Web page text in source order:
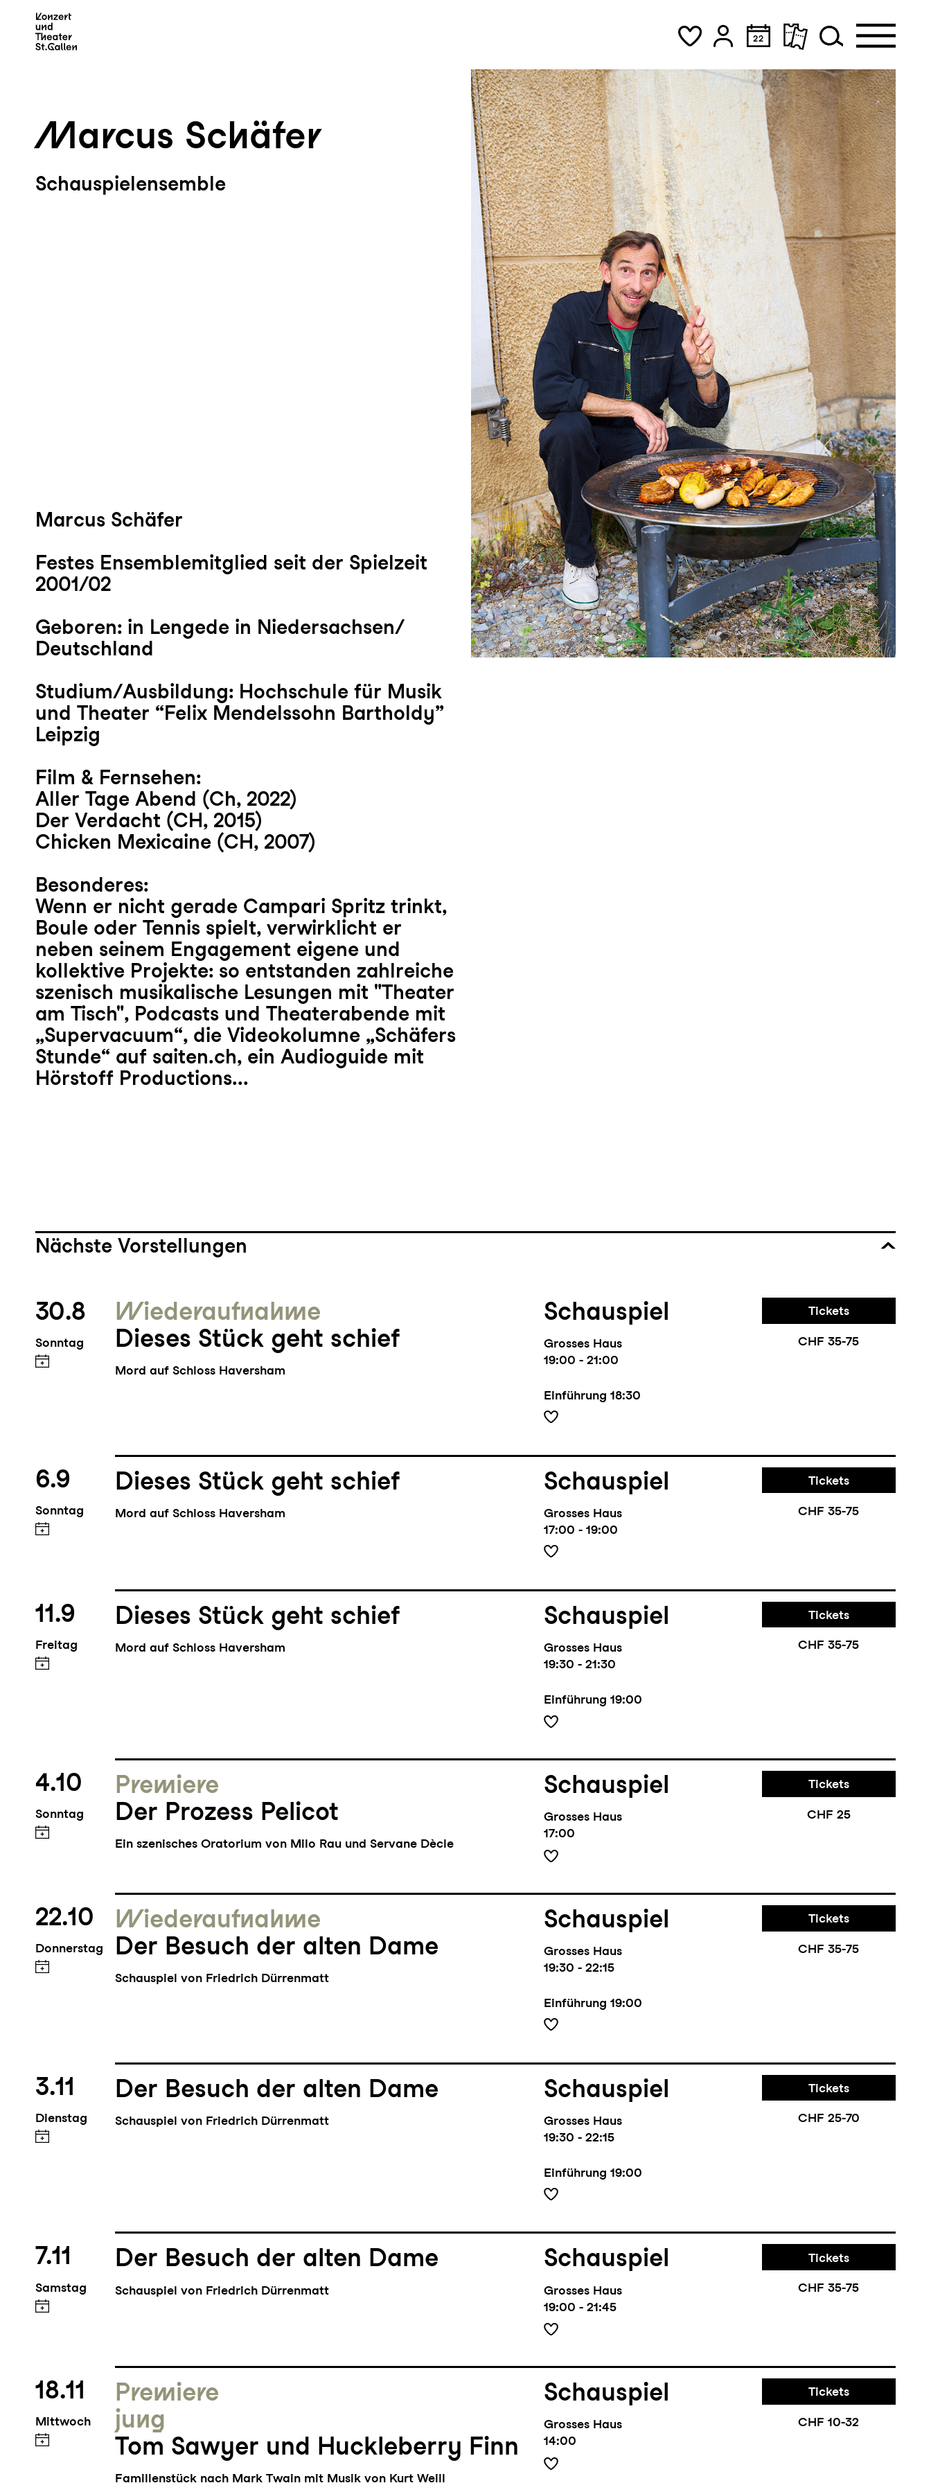
Zum Footer springen
Marcus Schäfer
Schauspielensemble
Marcus Schäfer
Festes Ensemblemitglied seit der Spielzeit
2001/02
Geboren: in Lengede in Niedersachsen/
Deutschland
Studium/Ausbildung: Hochschule für Musik
und Theater “Felix Mendelssohn Bartholdy”
Leipzig
Film & Fernsehen:
Aller Tage Abend (Ch, 2022)
Der Verdacht (CH, 2015)
Chicken Mexicaine (CH, 2007)
Besonderes:
Wenn er nicht gerade Campari Spritz trinkt,
Boule oder Tennis spielt, verwirklicht er
neben seinem Engagement eigene und
kollektive Projekte: so entstanden zahlreiche
szenisch musikalische Lesungen mit "Theater
am Tisch", Podcasts und Theaterabende mit
„Supervacuum“, die Videokolumne „Schäfers
Stunde“ auf saiten.ch, ein Audioguide mit
Hörstoff Productions...
Nächste Vorstellungen
30.8
Sonntag
Wieder­aufnahme
Dieses Stück geht schief
Mord auf Schloss Haversham
Schauspiel
Grosses Haus
19:00 - 21:00
Einführung 18:30
Tickets
CHF 35-75
6.9
Sonntag
Dieses Stück geht schief
Mord auf Schloss Haversham
Schauspiel
Grosses Haus
17:00 - 19:00
Tickets
CHF 35-75
11.9
Freitag
Dieses Stück geht schief
Mord auf Schloss Haversham
Schauspiel
Grosses Haus
19:30 - 21:30
Einführung 19:00
Tickets
CHF 35-75
4.10
Sonntag
Premiere
Der Prozess Pelicot
Ein szenisches Oratorium von Milo Rau und Servane Dècle
Schauspiel
Grosses Haus
17:00
Tickets
CHF 25
22.10
Donnerstag
Wieder­aufnahme
Der Besuch der alten Dame
Schauspiel von Friedrich Dürrenmatt
Schauspiel
Grosses Haus
19:30 - 22:15
Einführung 19:00
Tickets
CHF 35-75
3.11
Dienstag
Der Besuch der alten Dame
Schauspiel von Friedrich Dürrenmatt
Schauspiel
Grosses Haus
19:30 - 22:15
Einführung 19:00
Tickets
CHF 25-70
7.11
Samstag
Der Besuch der alten Dame
Schauspiel von Friedrich Dürrenmatt
Schauspiel
Grosses Haus
19:00 - 21:45
Tickets
CHF 35-75
18.11
Mittwoch
Premiere
jung
Tom Sawyer und Huckleberry Finn
Familienstück nach Mark Twain mit Musik von Kurt Weill
Schauspiel
Grosses Haus
14:00
Tickets
CHF 10-32